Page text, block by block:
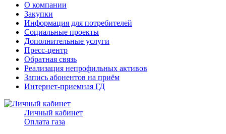
О компании
Закупки
Информация для потребителей
Социальные проекты
Дополнительные услуги
Пресс-центр
Обратная связь
Реализация непрофильных активов
Запись абонентов на приём
Интернет-приемная ГД
Личный кабинет
Оплата газа